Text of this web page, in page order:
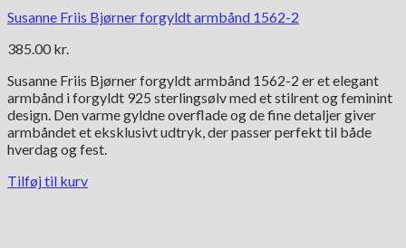
Susanne Friis Bjørner forgyldt armbånd 1562-2
385.00 kr.
Susanne Friis Bjørner forgyldt armbånd 1562-2 er et elegant
armbånd i forgyldt 925 sterlingsølv med et stilrent og feminint
design. Den varme gyldne overflade og de fine detaljer giver
armbåndet et eksklusivt udtryk, der passer perfekt til både
hverdag og fest.
Tilføj til kurv